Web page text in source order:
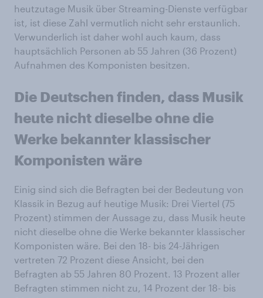
heutzutage Musik über Streaming-Dienste verfügbar
ist, ist diese Zahl vermutlich nicht sehr erstaunlich.
Verwunderlich ist daher wohl auch kaum, dass
hauptsächlich Personen ab 55 Jahren (36 Prozent)
Aufnahmen des Komponisten besitzen.
Die Deutschen finden, dass Musik
heute nicht dieselbe ohne die
Werke bekannter klassischer
Komponisten wäre
Einig sind sich die Befragten bei der Bedeutung von
Klassik in Bezug auf heutige Musik: Drei Viertel (75
Prozent) stimmen der Aussage zu, dass Musik heute
nicht dieselbe ohne die Werke bekannter klassischer
Komponisten wäre. Bei den 18- bis 24-Jährigen
vertreten 72 Prozent diese Ansicht, bei den
Befragten ab 55 Jahren 80 Prozent. 13 Prozent aller
Befragten stimmen nicht zu, 14 Prozent der 18- bis